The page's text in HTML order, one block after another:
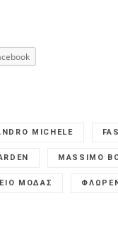
MICHELE
MASSIMO
ΜΟΔΑΣ